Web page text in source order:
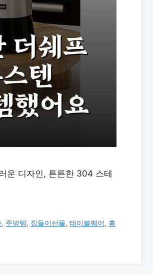
운 디자인, 튼튼한 304 스테
, 주방템, 집들이선물,테이블웨어, 홈